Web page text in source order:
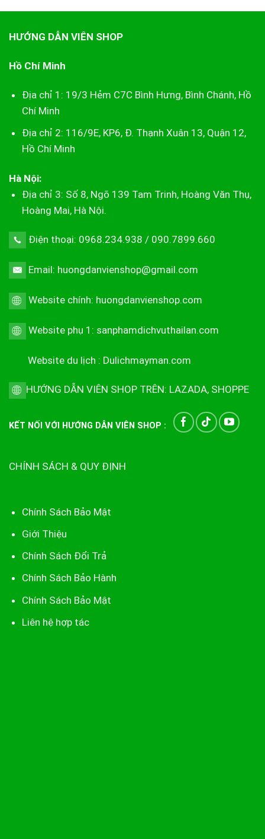
HƯỚNG DẪN VIÊN SHOP
Hồ Chí Minh
Địa chỉ 1: 19/3 Hẻm C7C Bình Hưng, Bình Chánh, Hồ
Chí Minh
Địa chỉ 2: 116/9E, KP6, Đ. Thạnh Xuân 13, Quận 12,
Hồ Chí Minh
Hà Nội:
Địa chỉ 3: Số 8, Ngõ 139 Tam Trinh, Hoàng Văn Thụ,
Hoàng Mai, Hà Nội.
Điện thoại: 0968.234.938 / 090.7899.660
Email: huongdanvienshop@gmail.com
Website chính: huongdanvienshop.com
Website phụ 1: sanphamdichvuthailan.com
Website du lịch : Dulichmayman.com
HƯỚNG DẪN VIÊN SHOP TRÊN: LAZADA, SHOPPE
KẾT NỐI VỚI HƯỚNG DẪN VIÊN SHOP :
CHÍNH SÁCH & QUY ĐỊNH
Chính Sách Bảo Mật
Giới Thiệu
Chính Sách Đổi Trả
Chính Sách Bảo Hành
Chính Sách Bảo Mật
Liên hệ hợp tác